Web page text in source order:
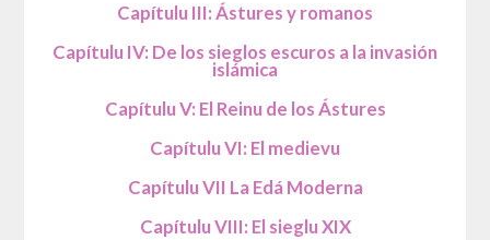
Capítulu III: Ástures y romanos
Capítulu IV: De los sieglos escuros a la invasión
islámica
Capítulu V: El Reinu de los Ástures
Capítulu VI: El medievu
Capítulu VII La Edá Moderna
Capítulu VIII: El sieglu XIX